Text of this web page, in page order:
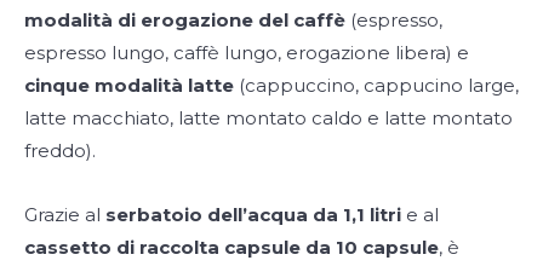
modalità di erogazione del caffè (espresso,
espresso lungo, caffè lungo, erogazione libera) e
cinque modalità latte (cappuccino, cappucino large,
latte macchiato, latte montato caldo e latte montato
freddo).
Grazie al serbatoio dell’acqua da 1,1 litri e al
cassetto di raccolta capsule da 10 capsule, è